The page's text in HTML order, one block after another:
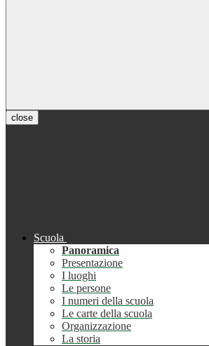
close
Scuola
Panoramica
Presentazione
I luoghi
Le persone
I numeri della scuola
Le carte della scuola
Organizzazione
La storia